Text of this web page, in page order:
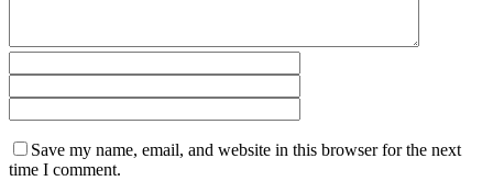
Save my name, email, and website in this browser for the next
time I comment.